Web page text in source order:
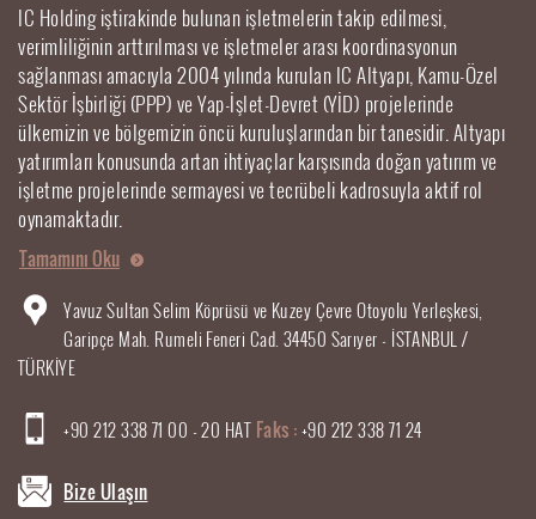
IC Holding iştirakinde bulunan işletmelerin takip edilmesi,
verimliliğinin arttırılması ve işletmeler arası koordinasyonun
sağlanması amacıyla 2004 yılında kurulan IC Altyapı, Kamu-Özel
Sektör İşbirliği (PPP) ve Yap-İşlet-Devret (YİD) projelerinde
ülkemizin ve bölgemizin öncü kuruluşlarından bir tanesidir. Altyapı
yatırımları konusunda artan ihtiyaçlar karşısında doğan yatırım ve
işletme projelerinde sermayesi ve tecrübeli kadrosuyla aktif rol
oynamaktadır.
Tamamını Oku
Yavuz Sultan Selim Köprüsü ve Kuzey Çevre Otoyolu Yerleşkesi,
Garipçe Mah. Rumeli Feneri Cad. 34450 Sarıyer - İSTANBUL /
TÜRKİYE
+90 212 338 71 00 - 20 HAT Faks :+90 212 338 71 24
Bize Ulaşın